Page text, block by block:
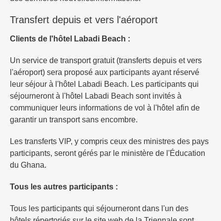
Transfert depuis et vers l'aéroport
Clients de l'hôtel Labadi Beach :
Un service de transport gratuit (transferts depuis et vers
l'aéroport) sera proposé aux participants ayant réservé
leur séjour à l'hôtel Labadi Beach. Les participants qui
séjourneront à l'hôtel Labadi Beach sont invités à
communiquer leurs informations de vol à l'hôtel afin de
garantir un transport sans encombre.
Les transferts VIP, y compris ceux des ministres des pays
participants, seront gérés par le ministère de l'Éducation
du Ghana.
Tous les autres participants :
Tous les participants qui séjourneront dans l'un des